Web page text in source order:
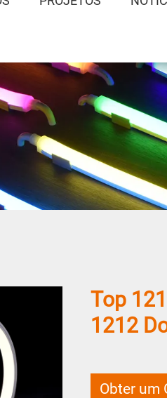
Top
1212
Obter um